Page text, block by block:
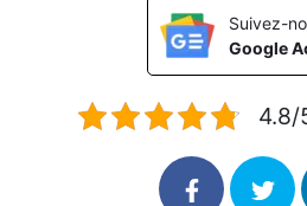
Suivez-
Google
4.8/